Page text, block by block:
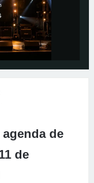
de
de